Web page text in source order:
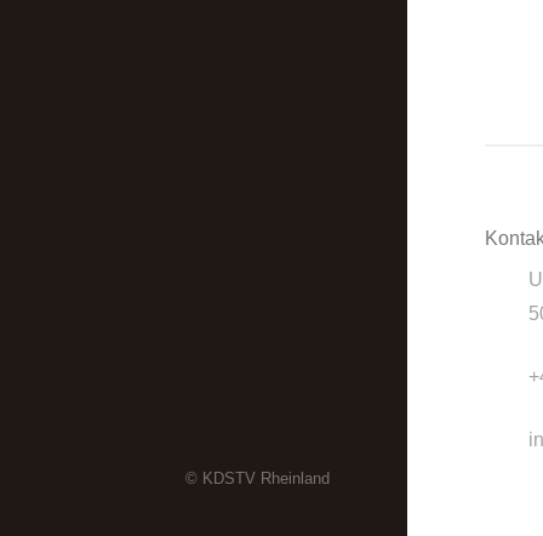
© KDSTV Rheinland